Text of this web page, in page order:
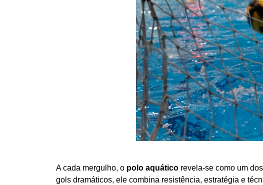
A cada mergulho, o polo aquático revela-se como um
gols dramáticos, ele combina resistência, estratégia e